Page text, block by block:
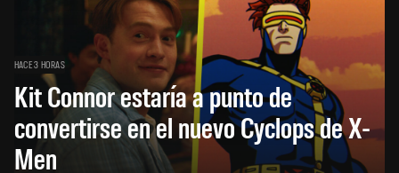
HACE 3 HORAS
Kit Connor estaría a punto de
convertirse en el nuevo Cyclops de X-
Men